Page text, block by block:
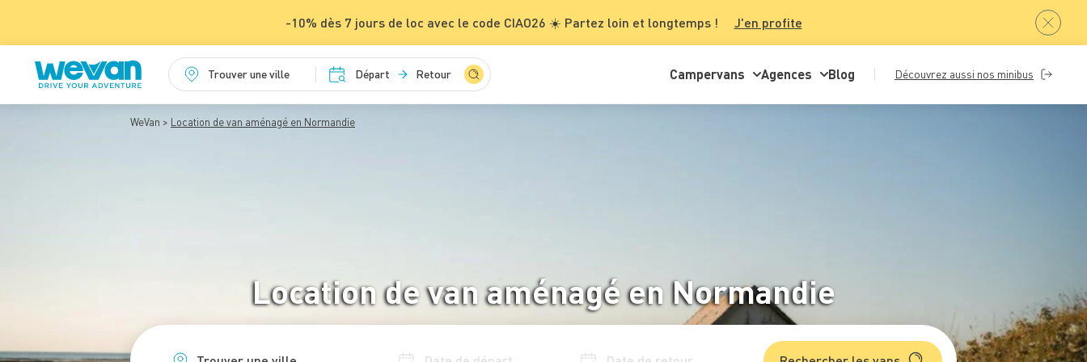
-10% dès 7 jours de loc avec le code CIAO26 ☀️ Partez loin et longtemps ! J'en profite
Trouver une ville Départ Retour Campervans Agences Blog Découvrez aussi nos minibus
WeVan Location de van aménagé en Normandie
Location de van aménagé en Normandie